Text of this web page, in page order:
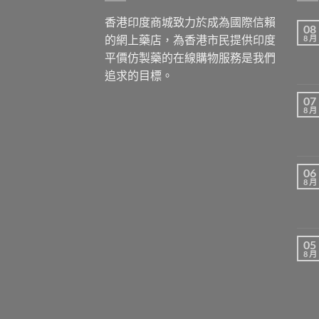
香港印度商城致力於成為國際信賴
的網上藥店，為香港市民提供印度
平價仿製藥的在線購物服務是我們
追求的目標。
08
8 月
07
8 月
06
8 月
05
8 月